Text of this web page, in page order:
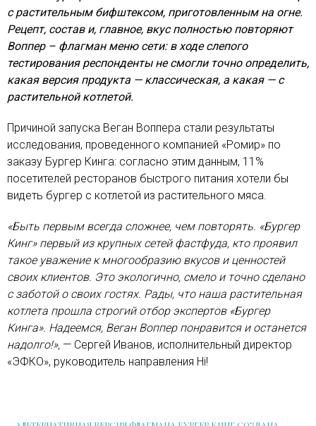
с растительным бифштексом, приготовленным на огне.
Рецепт, состав и, главное, вкус полностью повторяют
Воппер – флагман меню сети: в ходе слепого
тестирования респонденты не смогли точно определить,
какая версия продукта — классическая, а какая — с
растительной котлетой.
Причиной запуска Веган Воппера стали результаты
исследования, проведенного компанией «Ромир» по
заказу Бургер Кинга: согласно этим данным, 11%
посетителей ресторанов быстрого питания хотели бы
видеть бургер с котлетой из растительного мяса.
«Быть первым всегда сложнее, чем повторять. «Бургер
Кинг» первый из крупных сетей фастфуда, кто проявил
такое уважение к многообразию вкусов и ценностей
своих клиентов. Это экологично, смело и точно сделано
с заботой о своих гостях. Рады, что наша растительная
котлета прошла строгий отбор экспертов «Бургер
Кинга». Надеемся, Веган Воппер понравится и останется
надолго!», — Сергей Иванов, исполнительный директор
«ЭФКО», руководитель направления Hi!